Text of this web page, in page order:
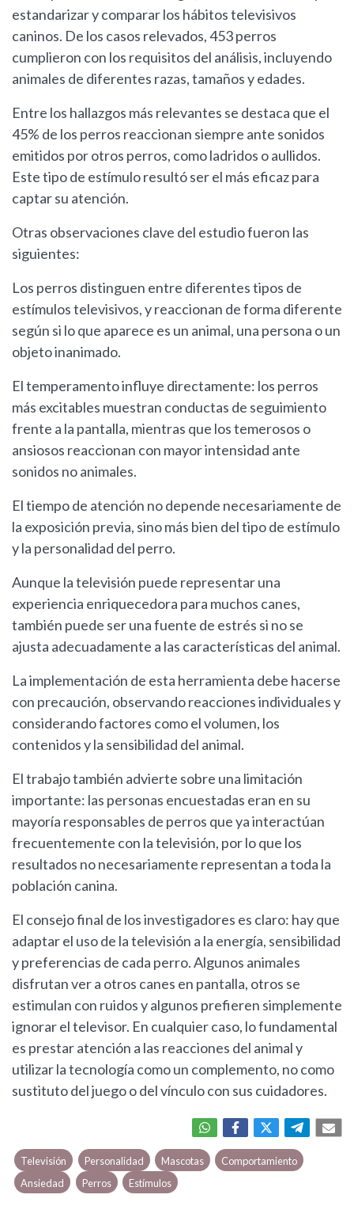
estandarizar y comparar los hábitos televisivos
caninos. De los casos relevados, 453 perros
cumplieron con los requisitos del análisis, incluyendo
animales de diferentes razas, tamaños y edades.
Entre los hallazgos más relevantes se destaca que el
45% de los perros reaccionan siempre ante sonidos
emitidos por otros perros, como ladridos o aullidos.
Este tipo de estímulo resultó ser el más eficaz para
captar su atención.
Otras observaciones clave del estudio fueron las
siguientes:
Los perros distinguen entre diferentes tipos de
estímulos televisivos, y reaccionan de forma diferente
según si lo que aparece es un animal, una persona o un
objeto inanimado.
El temperamento influye directamente: los perros
más excitables muestran conductas de seguimiento
frente a la pantalla, mientras que los temerosos o
ansiosos reaccionan con mayor intensidad ante
sonidos no animales.
El tiempo de atención no depende necesariamente de
la exposición previa, sino más bien del tipo de estímulo
y la personalidad del perro.
Aunque la televisión puede representar una
experiencia enriquecedora para muchos canes,
también puede ser una fuente de estrés si no se
ajusta adecuadamente a las características del animal.
La implementación de esta herramienta debe hacerse
con precaución, observando reacciones individuales y
considerando factores como el volumen, los
contenidos y la sensibilidad del animal.
El trabajo también advierte sobre una limitación
importante: las personas encuestadas eran en su
mayoría responsables de perros que ya interactúan
frecuentemente con la televisión, por lo que los
resultados no necesariamente representan a toda la
población canina.
El consejo final de los investigadores es claro: hay que
adaptar el uso de la televisión a la energía, sensibilidad
y preferencias de cada perro. Algunos animales
disfrutan ver a otros canes en pantalla, otros se
estimulan con ruidos y algunos prefieren simplemente
ignorar el televisor. En cualquier caso, lo fundamental
es prestar atención a las reacciones del animal y
utilizar la tecnología como un complemento, no como
sustituto del juego o del vínculo con sus cuidadores.
Televisión Personalidad Mascotas
Comportamiento
Ansiedad
Perros Estímulos